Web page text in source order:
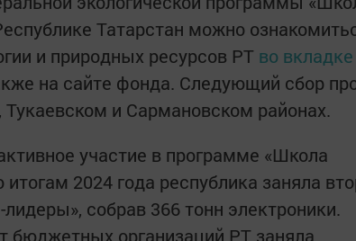
Татарстан можно
и природных ресурсов РТ во вкладке
на сайте фонда. Следующий сбор
и Сармановском районах.
участие в программе «Школа
2024 года республика заняла
собрав 366 тонн электроники.
бюджетных организаций РТ заняла